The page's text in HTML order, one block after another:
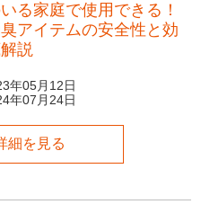
る家庭で使用できる！
アイテムの安全性と効
説
年05月12日
年07月24日
細を見る